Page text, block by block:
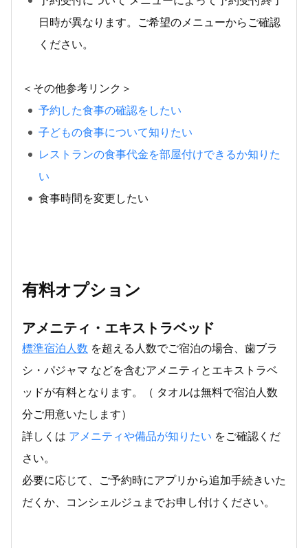
日時が異なります。ご希望のメニューからご確認
ください。
＜その他参考リンク＞
予約した食事の確認をしたい
子どもの食事について知りたい
レストランの食事代金を部屋付けできるか知りた
い
食事時間を変更したい
有料オプション
アメニティ・エキストラベッド
標準宿泊人数 を超える人数でご宿泊の場合、歯ブラ
シ・パジャマ などを含むアメニティとエキストラベ
ッドが有料となります。（ タオルは無料で宿泊人数
分ご用意いたします）
詳しくは アメニティや備品が知りたい をご確認くだ
さい。
必要に応じて、ご予約時にアプリから追加手続きいた
だくか、コンシェルジュまでお申し付けください。